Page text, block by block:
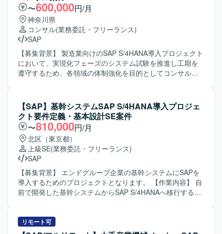
への説明、移行に関する各種マネジメント業務などをご担
当いただきます。また、状況に応じて移行計画や手順書作
成などのドキュメント作成支援も行っていただきます。
【求める人物像】 SAPデータ移行の経験を活かしつつ、関
係者と円滑にコミュニケーションを取りながら、進捗や課
題を主体的に管理いただける方を求めています。複数拠
点・多くのステークホルダーが関わる環境の中で、状況を
整理しながら粘り強く調整を進められる方にマッチするポ
核メンバーとして参画いただけるポジションです。複数拠
点を巻き込んだ移行マネジメントを経験することで、SAP
移行における上流設計およびマネジメントスキルを高める
ことができます。 【開発環境】 SAP S/4HANA環境下での
データ移行プロジェクトとなります。移行ツールや各種ド
キュメント類を用いながら、標準手法に基づいた移行設
計・移行管理を行っていただきます。
〜600,000円/月
神奈川県
コンサル(業務委託・フリーランス)
SAP
【募集背景】 製造業向けのSAP S/4HANA導入プロジェクト
において、実現化フェーズのシステム試験を推進し工期を
遵守するため、各領域の体制強化を目的としてコンサルタ
のもとSAP標準機能を最大限活用した導入支援を行ってい
ただきます。現在の実現化フェーズにおいてSAP標準機能
のシステム試験を実施し、試験過程で発生した課題の検討
および対応、追加アドオン実装に関する支援をご担当いた
だきます。プロジェクトシステム、販売管理、管理会計と
いった各領域のコンサルタントとして、担当領域の要件を
踏まえた設定や検証、ユーザー対応を行っていただきま
す。 【求める人物像】 SAP導入プロジェクトにおける豊富
な経験を活かし、Fit to Standard方針を理解したうえで標準
機能の活用を主体的に推進していただける方を求めており
ましいです。ユーザーとのコミュニケーションを円滑に行
い、教育や説明も丁寧に対応していただける方を歓迎いた
【SAP】基幹システムSAP S/4HANA導入プロジェ
クト要件定義・基本設計SE案件
〜810,000円/月
北区（東京都）
上級SE(業務委託・フリーランス)
SAP
【募集背景】 エンドグループ企業の基幹システムにSAPを
導入するためのプロジェクトとなります。 【作業内容】 自
前で開発した基幹システムからSAP S/4HANAへ移行するに
ーションを取りながら主体的に要件整理と設計を進めてい
ただける方を求めております。 【ポジションの魅力】 基幹
リモート可